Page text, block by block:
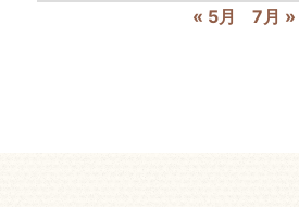
« 5月 7月 »